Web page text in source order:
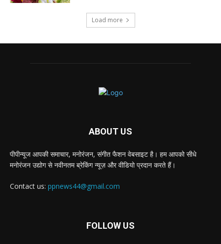
Load more
ABOUT US
पीपीन्यूज आपकी समाचार, मनोरंजन, संगीत फैशन वेबसाइट है। हम आपको सीधे
मनोरंजन उद्योग से नवीनतम ब्रेकिंग न्यूज़ और वीडियो प्रदान करते हैं।
Contact us: ppnews44@gmail.com
FOLLOW US